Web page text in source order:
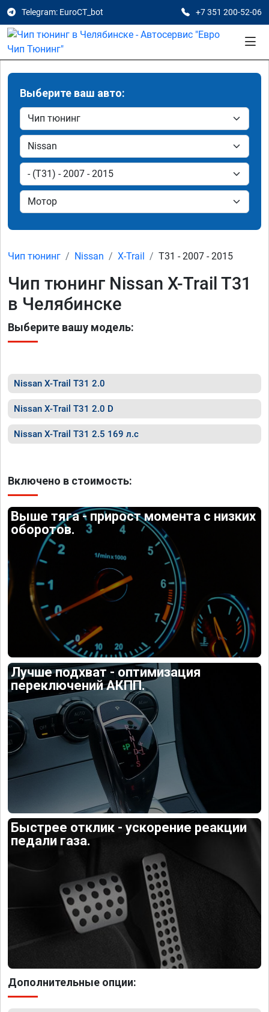
Telegram: EuroCT_bot +7 351 200-52-06
Выберите ваш авто:
Чип тюнинг Nissan X-Trail T31 - 2007 - 2015
Чип тюнинг Nissan X-Trail T31
в Челябинске
Выберите вашу модель:
Nissan X-Trail T31 2.0
Nissan X-Trail T31 2.0 D
Nissan X-Trail T31 2.5 169 л.с
Включено в стоимость:
Выше тяга - прирост момента с низких
оборотов.
Лучше подхват - оптимизация
переключений АКПП.
Быстрее отклик - ускорение реакции
педали газа.
Дополнительные опции: